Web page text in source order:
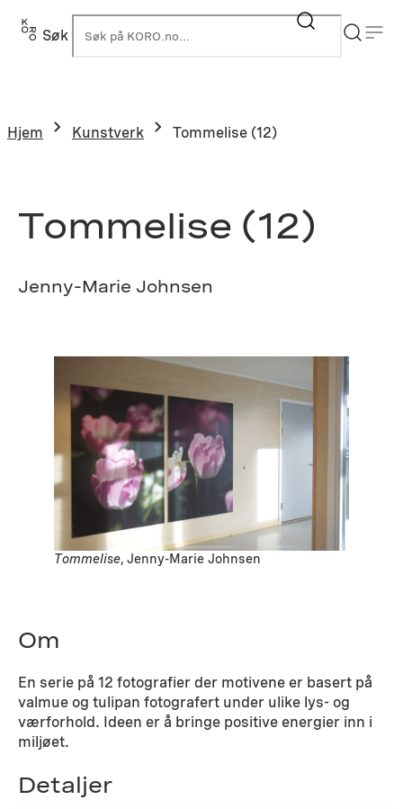
Hopp
Søk
Hjem Kunstverk Tommelise (12)
Tommelise (12)
Jenny-Marie Johnsen
Tommelise, Jenny-Marie Johnsen
Om
En serie på 12 fotografier der motivene er basert på
valmue og tulipan fotografert under ulike lys- og
værforhold. Ideen er å bringe positive energier inn i
miljøet.
Detaljer